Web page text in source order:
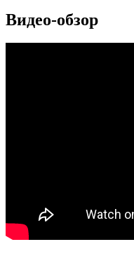
Видео-обзор